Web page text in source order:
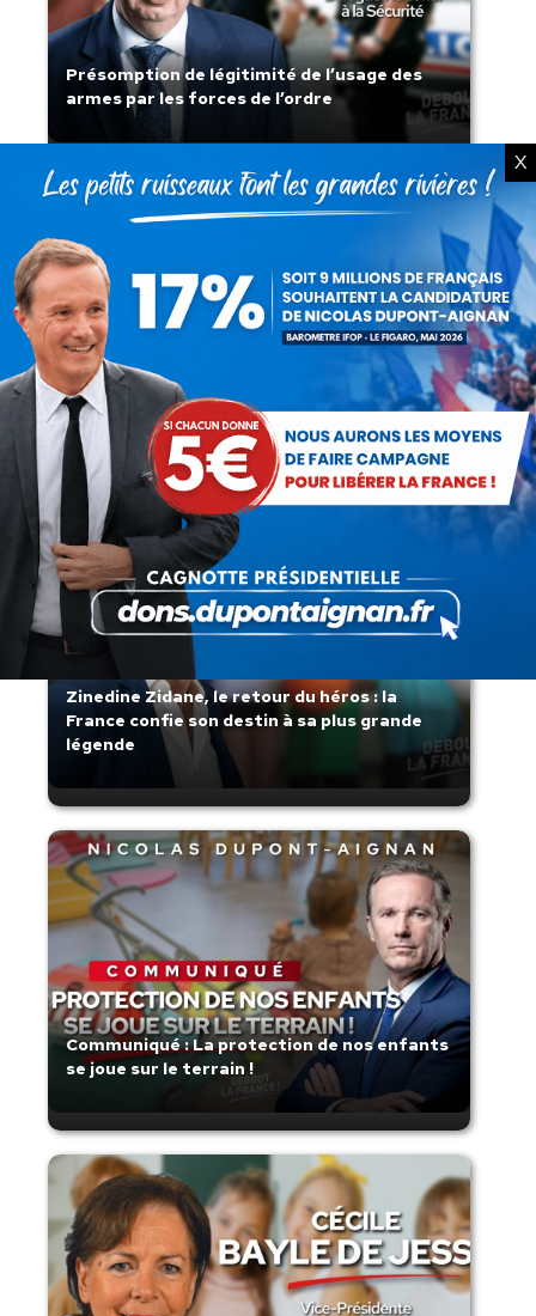
Présomption de légitimité de l’usage des
armes par les forces de l’ordre
Lorsque tout flambe et que l’État
s’affaisse.
Zinedine Zidane, le retour du héros : la
France confie son destin à sa plus grande
légende
Communiqué : La protection de nos enfants
se joue sur le terrain !
X